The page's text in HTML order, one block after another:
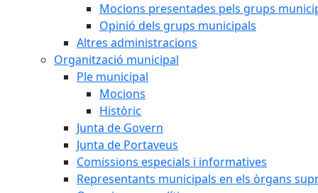
Mocions presentades pels grups
Opinió dels grups municipals
Altres administracions
Organització municipal
Ple municipal
Mocions
Històric
Junta de Govern
Junta de Portaveus
Comissions especials i informatives
Representants municipals en els òrgans